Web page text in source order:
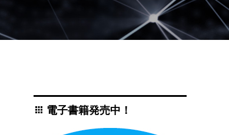
apps 電子書籍発売中！